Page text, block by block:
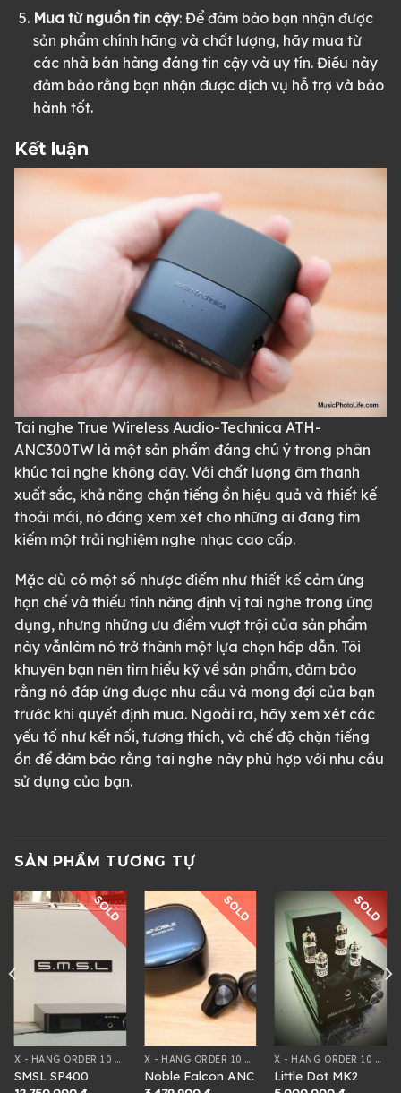
Mua từ nguồn tin cậy: Để đảm bảo bạn nhận được
sản phẩm chính hãng và chất lượng, hãy mua từ
các nhà bán hàng đáng tin cậy và uy tín. Điều này
đảm bảo rằng bạn nhận được dịch vụ hỗ trợ và bảo
hành tốt.
Kết luận
Tai nghe True Wireless Audio-Technica ATH-
ANC300TW là một sản phẩm đáng chú ý trong phân
khúc tai nghe không dây. Với chất lượng âm thanh
xuất sắc, khả năng chặn tiếng ồn hiệu quả và thiết kế
thoải mái, nó đáng xem xét cho những ai đang tìm
kiếm một trải nghiệm nghe nhạc cao cấp.
Mặc dù có một số nhược điểm như thiết kế cảm ứng
hạn chế và thiếu tính năng định vị tai nghe trong ứng
dụng, nhưng những ưu điểm vượt trội của sản phẩm
này vẫnlàm nó trở thành một lựa chọn hấp dẫn. Tôi
khuyên bạn nên tìm hiểu kỹ về sản phẩm, đảm bảo
rằng nó đáp ứng được nhu cầu và mong đợi của bạn
trước khi quyết định mua. Ngoài ra, hãy xem xét các
yếu tố như kết nối, tương thích, và chế độ chặn tiếng
ồn để đảm bảo rằng tai nghe này phù hợp với nhu cầu
sử dụng của bạn.
SẢN PHẨM TƯƠNG TỰ
SOLD
X - HÀNG ORDER 10 NGÀY
SMSL SP400
SOLD
X - HÀNG ORDER 10 NGÀY
Noble Falcon ANC
SOLD
X - HÀNG ORDER 10 NGÀY
Little Dot MK2